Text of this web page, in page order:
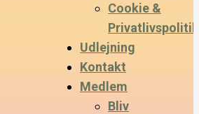
Cookie &
Privatlivspolitik
Udlejning
Kontakt
Medlem
Bliv